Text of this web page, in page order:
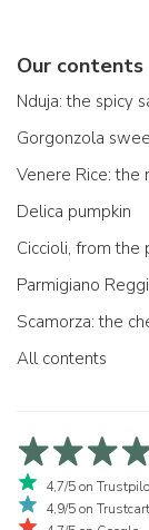
Our contents
Nduja: the spicy
Gorgonzola
Venere Rice: the
Delica pumpkin
Ciccioli, from the
Scamorza: the
All contents
4,7/5 on
4,9/5 on Trustcart